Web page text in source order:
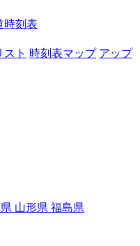
時刻表
スト 時刻表マップ アップ
山形県 福島県